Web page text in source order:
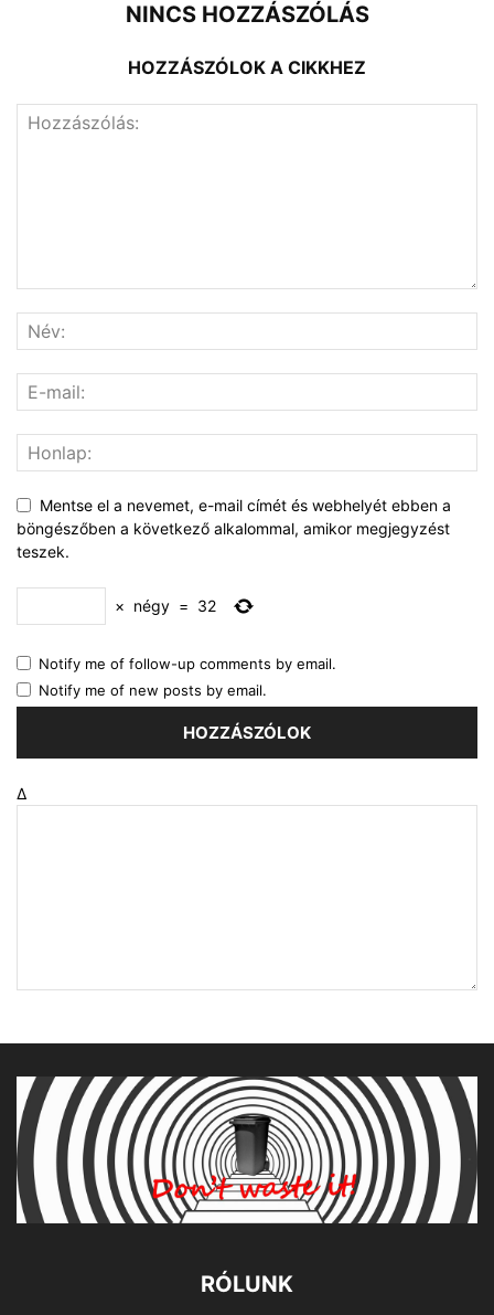
NINCS HOZZÁSZÓLÁS
HOZZÁSZÓLOK A CIKKHEZ
Mentse el a nevemet, e-mail címét és webhelyét ebben a
böngészőben a következő alkalommal, amikor megjegyzést
teszek.
× négy = 32
Notify me of follow-up comments by email.
Notify me of new posts by email.
Δ
RÓLUNK